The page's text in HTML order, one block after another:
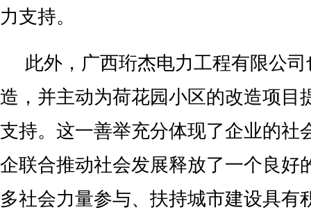
力支持。
此外，广西珩杰电力工程有限公
造，并主动为荷花园小区的改造项目
支持。这一善举充分体现了企业的社
企联合推动社会发展释放了一个良好
多社会力量参与、扶持城市建设具有